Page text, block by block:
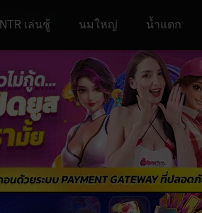
NTR เล่นชู้ นมใหญ่ น้ำแตก